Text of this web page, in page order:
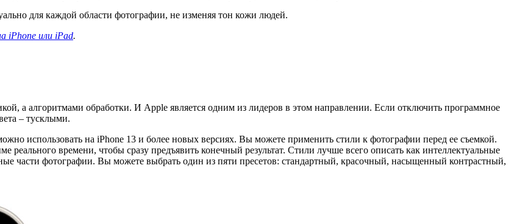
для каждой области фотографии, не изменяя тон кожи людей.
iPhone или iPad.
а алгоритмами обработки. И Apple является одним из лидеров в этом направлении. Если отключить программное
– тусклыми.
использовать на iPhone 13 и более новых версиях. Вы можете применить стили к фотографии перед ее съемкой.
времени, чтобы сразу предъявить конечный результат. Стили лучше всего описать как интеллектуальные
части фотографии. Вы можете выбрать один из пяти пресетов: стандартный, красочный, насыщенный контрастный,